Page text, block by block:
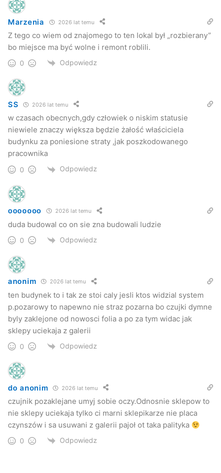
Marzenia 2026 lat temu
Z tego co wiem od znajomego to ten lokal był „rozbierany”
bo miejsce ma być wolne i remont roblili.
0 Odpowiedz
SS 2026 lat temu
w czasach obecnych,gdy człowiek o niskim statusie
niewiele znaczy większa będzie żałość właściciela
budynku za poniesione straty ,jak poszkodowanego
pracownika
0 Odpowiedz
ooooooo 2026 lat temu
duda budowal co on sie zna budowali ludzie
0 Odpowiedz
anonim 2026 lat temu
ten budynek to i tak ze stoi caly jesli ktos widzial system
p.pozarowy to napewno nie straz pozarna bo czujki dymne
byly zaklejone od nowosci folia a po za tym widac jak
sklepy uciekaja z galerii
0 Odpowiedz
do anonim 2026 lat temu
czujnik pozaklejane umyj sobie oczy.Odnosnie sklepow to
nie sklepy uciekaja tylko ci marni sklepikarze nie placa
czynszów i sa usuwani z galerii pajoł ot taka palityka
0 Odpowiedz